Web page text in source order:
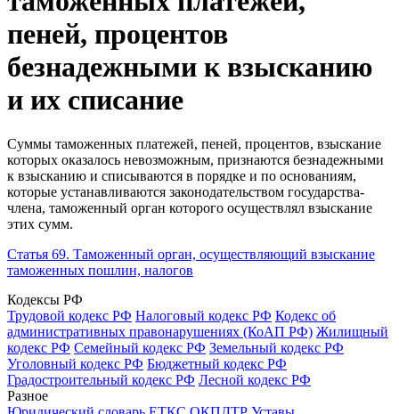
пеней, процентов
безнадежными к взысканию
и их списание
Суммы таможенных платежей, пеней, процентов, взыскание
которых оказалось невозможным, признаются безнадежными
к взысканию и списываются в порядке и по основаниям,
которые устанавливаются законодательством государства-
члена, таможенный орган которого осуществлял взыскание
этих сумм.
Статья 69. Таможенный орган, осуществляющий взыскание
таможенных пошлин, налогов
Кодексы РФ
Трудовой кодекс РФ Налоговый кодекс РФ Кодекс об
административных правонарушениях (КоАП РФ) Жилищный
кодекс РФ Семейный кодекс РФ Земельный кодекс РФ
Уголовный кодекс РФ Бюджетный кодекс РФ
Градостроительный кодекс РФ Лесной кодекс РФ
Разное